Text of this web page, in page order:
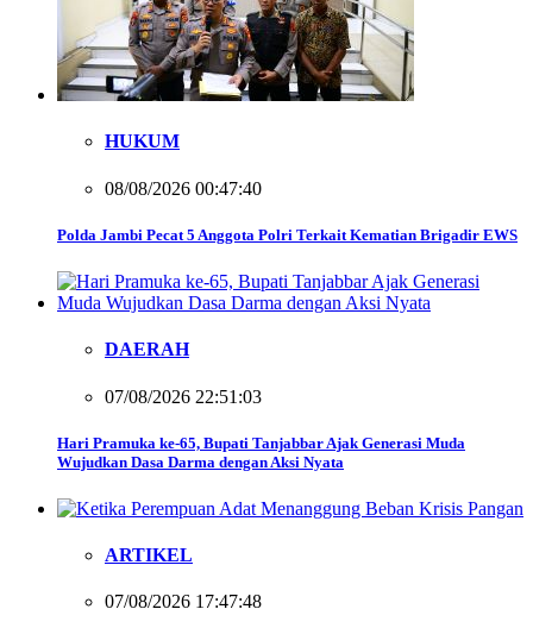
HUKUM
08/08/2026 00:47:40
Polda Jambi Pecat 5 Anggota Polri Terkait Kematian Brigadir EWS
DAERAH
07/08/2026 22:51:03
Hari Pramuka ke-65, Bupati Tanjabbar Ajak Generasi Muda
Wujudkan Dasa Darma dengan Aksi Nyata
ARTIKEL
07/08/2026 17:47:48